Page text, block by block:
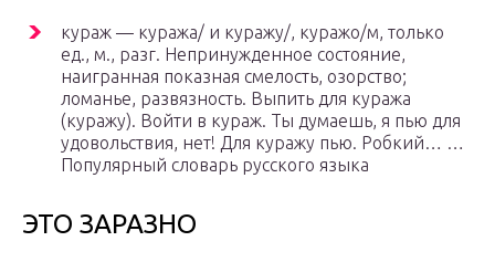
кураж — куража/ и куражу/, куражо/м, только
ед., м., разг. Непринужденное состояние,
наигранная показная смелость, озорство;
ломанье, развязность. Выпить для куража
(куражу). Войти в кураж. Ты думаешь, я пью для
удовольствия, нет! Для куражу пью. Робкий… …
Популярный словарь русского языка
ЭТО ЗАРАЗНО